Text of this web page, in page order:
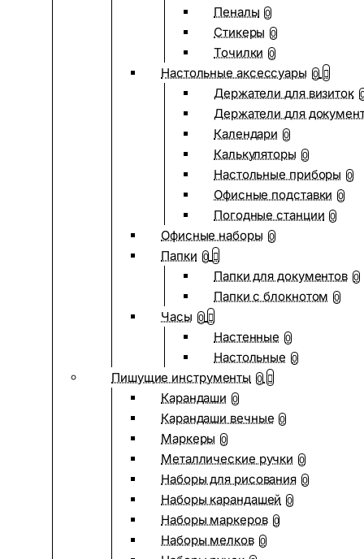
Пеналы 0
Стикеры 0
Точилки 0
Настольные аксессуары 0
Держатели для визиток
Держатели для
Календари 0
Калькуляторы 0
Настольные приборы 0
Офисные подставки 0
Погодные станции 0
Офисные наборы 0
Папки 0
Папки для документов 0
Папки с блокнотом 0
Часы 0
Настенные 0
Настольные 0
Пишущие инструменты 0
Карандаши 0
Карандаши вечные 0
Маркеры 0
Металлические ручки 0
Наборы для рисования 0
Наборы карандашей 0
Наборы маркеров 0
Наборы мелков 0